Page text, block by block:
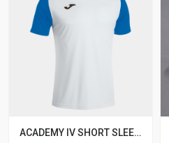
ACADEMY IV SHORT SLEEVE T-SHIRT WHITE ROYAL